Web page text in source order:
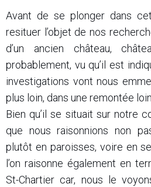
Avant de se plonger dans
resituer l’objet de nos
d’un ancien château,
probablement, vu qu’il est
investigations vont nous
plus loin, dans une remontée
Bien qu’il se situait sur notre
que nous raisonnions non
plutôt en paroisses, voire en
l’on raisonne également en
St-Chartier car, nous le